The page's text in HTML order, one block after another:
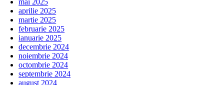
aprilie 2025
martie 2025
februarie 2025
ianuarie 2025
decembrie 2024
noiembrie 2024
octombrie 2024
septembrie 2024
august 2024